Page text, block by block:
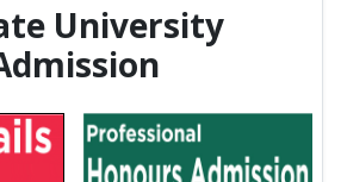
University